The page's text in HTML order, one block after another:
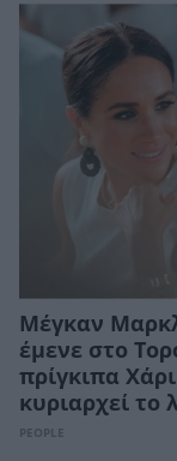
Μέγκαν
έμενε στο
πρίγκιπα
κυριαρχεί το
PEOPLE